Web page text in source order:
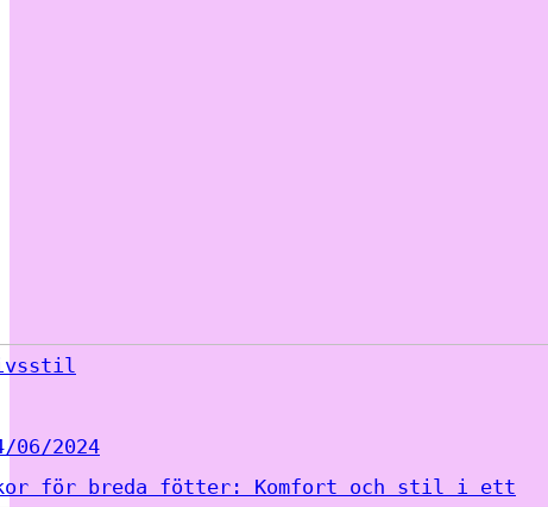
06/2024
för breda fötter: Komfort och stil i ett